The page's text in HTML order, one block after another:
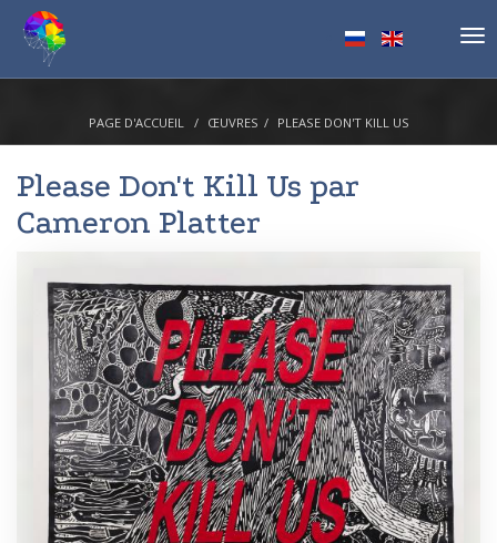
PAGE D'ACCUEIL ŒUVRES PLEASE DON'T KILL US
Please Don't Kill Us par
Cameron Platter